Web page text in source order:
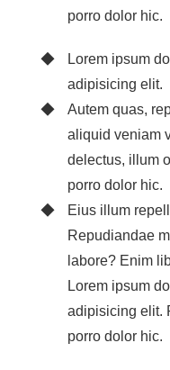
porro dolor hic.
Lorem ipsum
adipisicing elit.
Autem quas,
aliquid veniam
delectus, illum
porro dolor hic.
Eius illum
Repudiandae
labore? Enim
Lorem ipsum
adipisicing elit.
porro dolor hic.